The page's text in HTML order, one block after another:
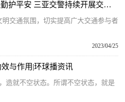
“声”入人心宣交安 空地联勤护平安 三亚交警持续开展交通安全精准宣传｜春季守护行动_环球新视野
交通氛围，切实提高广大交通参与者
2023/04/25
与作用|环球播资讯
造就不空状态。所谓不空状态，就是